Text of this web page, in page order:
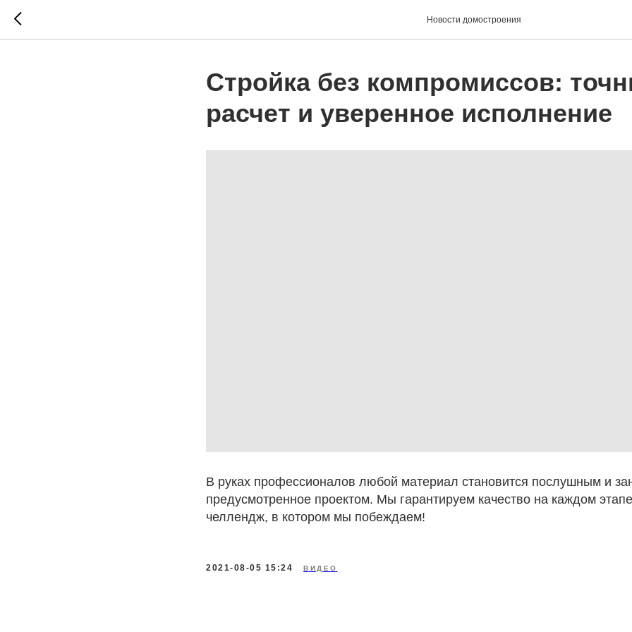
Новости домостроения
Стройка без компромиссов:
расчет и уверенное исполнение
В руках профессионалов любой материал становится послушным и
предусмотренное проектом. Мы гарантируем качество на каждом
челлендж, в котором мы побеждаем!
2021-08-05 15:24 ВИДЕО